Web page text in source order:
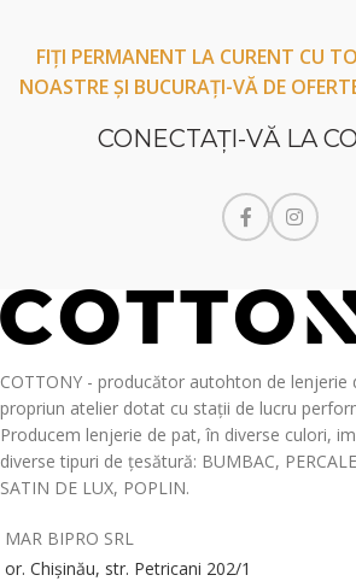
FIȚI PERMANENT LA CURENT CU
NOASTRE ȘI BUCURAȚI-VĂ DE
CONECTAŢI-VĂ LA
COTTONY - producător autohton de lenjerie
propriun atelier dotat cu stații de lucru
Producem lenjerie de pat, în diverse culori,
diverse tipuri de țesătură: BUMBAC,
SATIN DE LUX, POPLIN.
MAR BIPRO SRL
or. Chișinău, str. Petricani 202/1